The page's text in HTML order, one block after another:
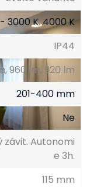
3000 K,4000 K
IP44
960 lm, 920 lm
201-400 mm
Ne
závit. Autonomi
e 3h.
115 mm